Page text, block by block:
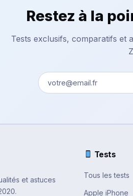
Restez à la
Tests exclusifs, comparatifs et
et astuces
Tests
Tous les tests
Apple iPhone